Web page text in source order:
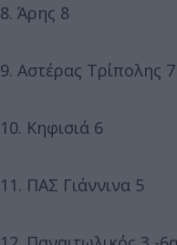
8. Άρης 8
9. Αστέρας Τρίπολης
10. Κηφισιά 6
11. ΠΑΣ Γιάννινα 5